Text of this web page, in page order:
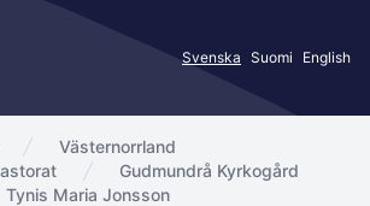
Svenska Suomi English
Västernorrland
Gudmundrå Kyrkogård
Tynis Maria Jonsson